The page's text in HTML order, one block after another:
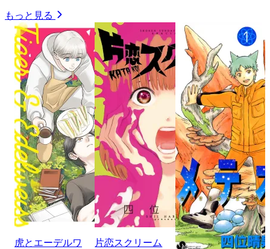
もっと見る
虎とエーデルワ
片恋スクリーム